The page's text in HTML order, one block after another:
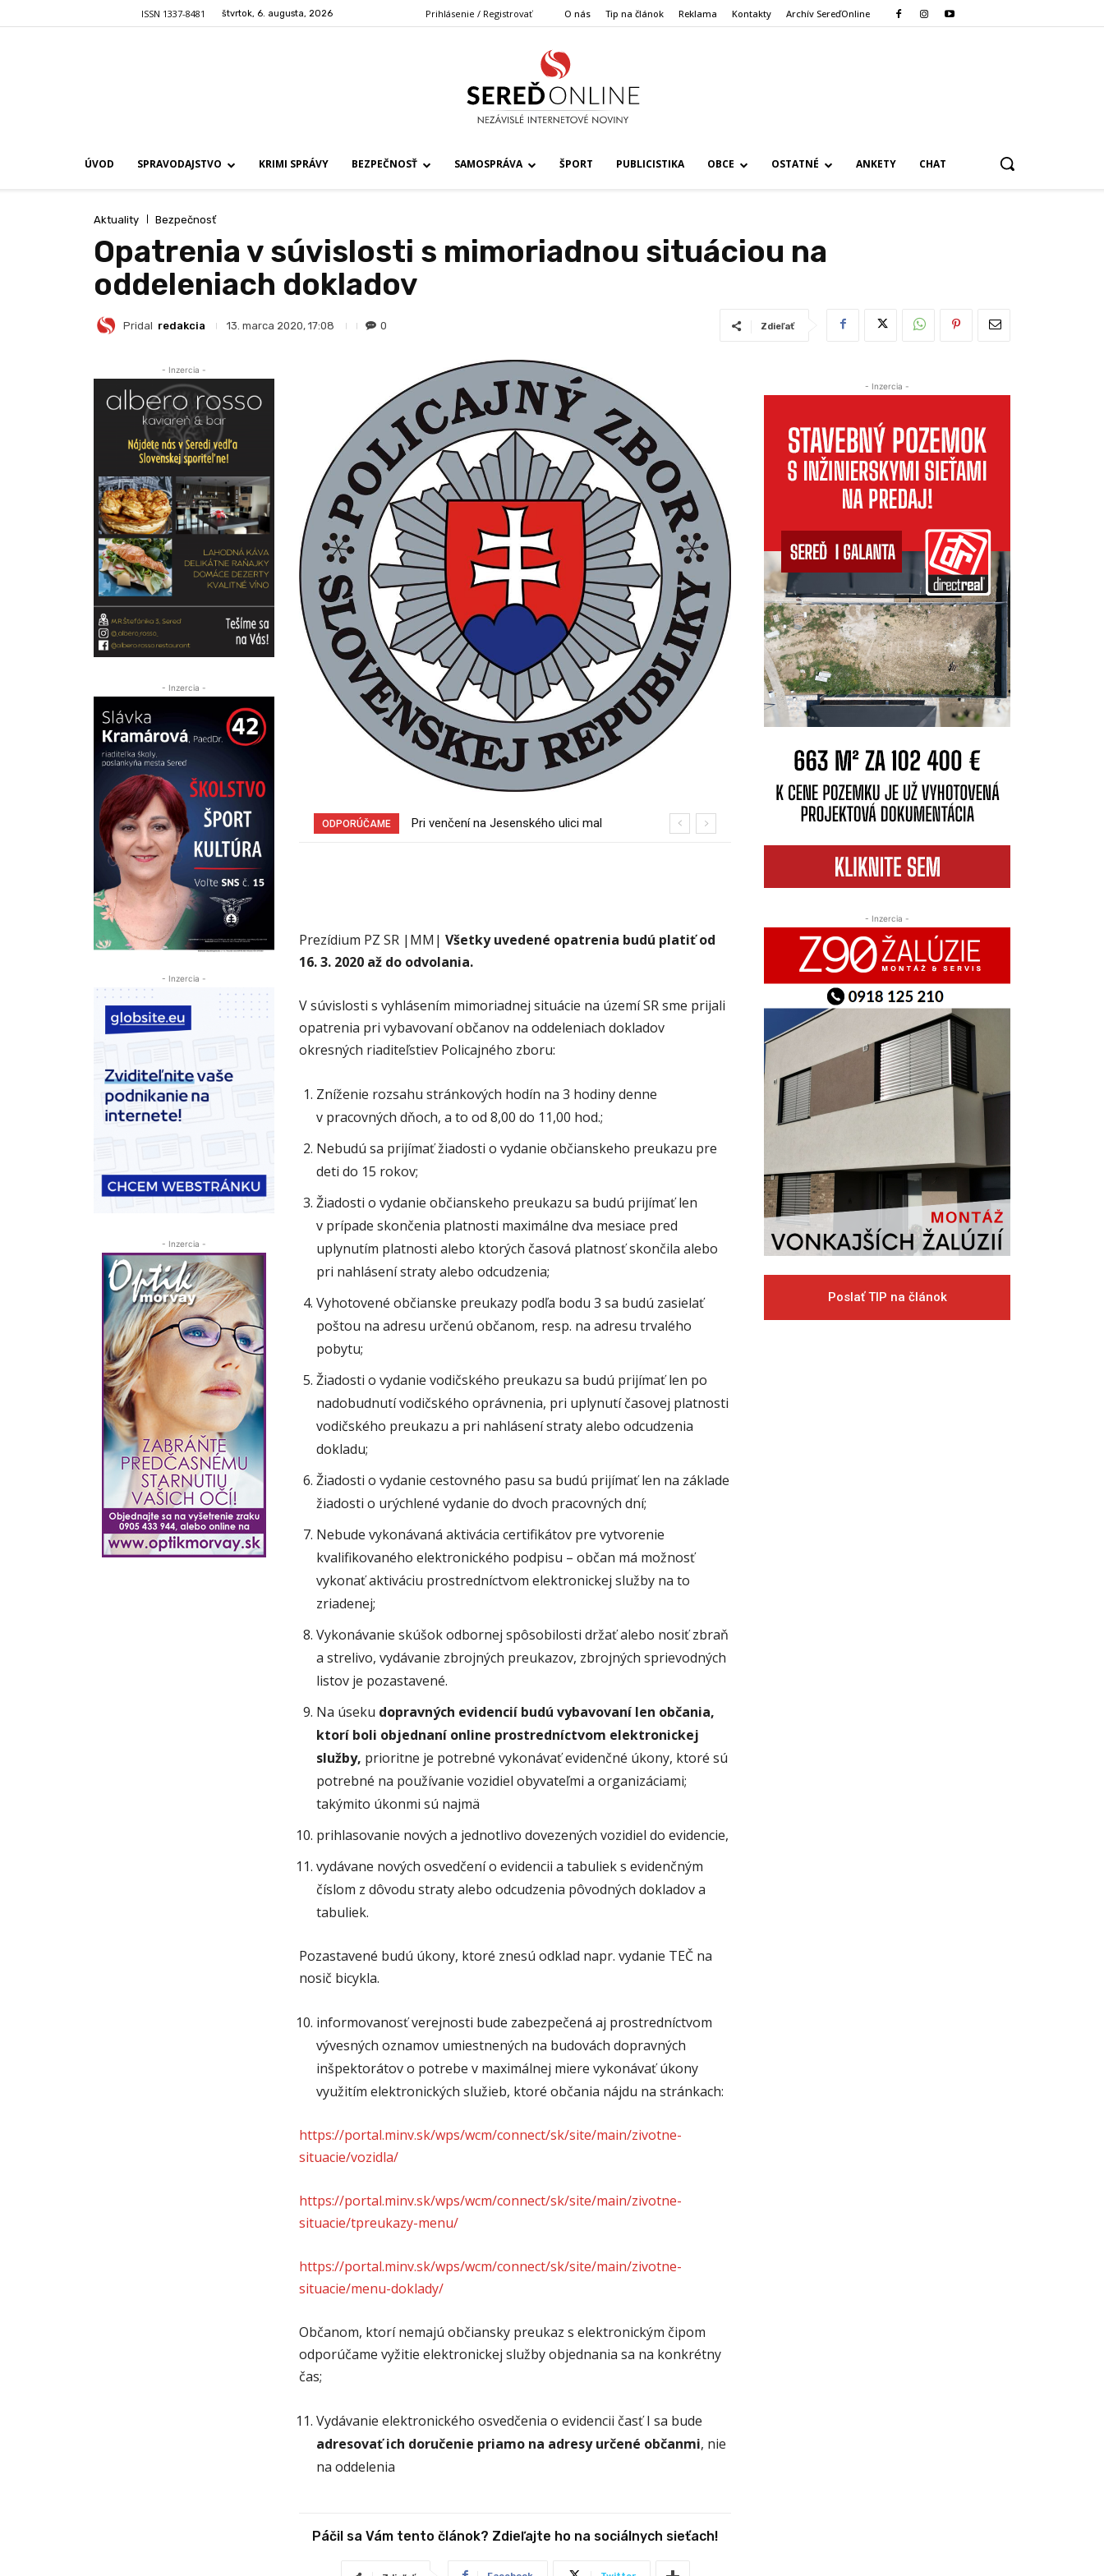
ISSN 1337-8481 štvrtok, 6. augusta, 2026 Prihlásenie / Registrovať O nás Tip na článok Reklama Kontakty Archív SereďOnline
ÚVOD SPRAVODAJSTVO KRIMI SPRÁVY BEZPEČNOSŤ SAMOSPRÁVA ŠPORT PUBLICISTIKA OBCE OSTATNÉ ANKETY CHAT
Aktuality Bezpečnosť
Opatrenia v súvislosti s mimoriadnou situáciou na
oddeleniach dokladov
Pridal redakcia 13. marca 2020, 17:08 0 Zdieľať
- Inzercia -
- Inzercia -
- Inzercia -
- Inzercia -
ODPORÚČAME
Pri venčení na Jesenského ulici mal
Sereď niekedy bola mestom s
Prezídium PZ SR |MM| Všetky uvedené opatrenia budú platiť od
16. 3. 2020 až do odvolania.
V súvislosti s vyhlásením mimoriadnej situácie na území SR sme prijali
opatrenia pri vybavovaní občanov na oddeleniach dokladov
okresných riaditeľstiev Policajného zboru:
Zníženie rozsahu stránkových hodín na 3 hodiny denne
v pracovných dňoch, a to od 8,00 do 11,00 hod.;
Nebudú sa prijímať žiadosti o vydanie občianskeho preukazu pre
deti do 15 rokov;
Žiadosti o vydanie občianskeho preukazu sa budú prijímať len
v prípade skončenia platnosti maximálne dva mesiace pred
uplynutím platnosti alebo ktorých časová platnosť skončila alebo
pri nahlásení straty alebo odcudzenia;
Vyhotovené občianske preukazy podľa bodu 3 sa budú zasielať
poštou na adresu určenú občanom, resp. na adresu trvalého
pobytu;
Žiadosti o vydanie vodičského preukazu sa budú prijímať len po
nadobudnutí vodičského oprávnenia, pri uplynutí časovej platnosti
vodičského preukazu a pri nahlásení straty alebo odcudzenia
dokladu;
Žiadosti o vydanie cestovného pasu sa budú prijímať len na základe
žiadosti o urýchlené vydanie do dvoch pracovných dní;
Nebude vykonávaná aktivácia certifikátov pre vytvorenie
kvalifikovaného elektronického podpisu – občan má možnosť
vykonať aktiváciu prostredníctvom elektronickej služby na to
zriadenej;
Vykonávanie skúšok odbornej spôsobilosti držať alebo nosiť zbraň
a strelivo, vydávanie zbrojných preukazov, zbrojných sprievodných
listov je pozastavené.
Na úseku dopravných evidencií budú vybavovaní len občania,
ktorí boli objednaní online prostredníctvom elektronickej
služby, prioritne je potrebné vykonávať evidenčné úkony, ktoré sú
potrebné na používanie vozidiel obyvateľmi a organizáciami;
takýmito úkonmi sú najmä
prihlasovanie nových a jednotlivo dovezených vozidiel do evidencie,
vydávane nových osvedčení o evidencii a tabuliek s evidenčným
číslom z dôvodu straty alebo odcudzenia pôvodných dokladov a
tabuliek.
Pozastavené budú úkony, ktoré znesú odklad napr. vydanie TEČ na
nosič bicykla.
informovanosť verejnosti bude zabezpečená aj prostredníctvom
vývesných oznamov umiestnených na budovách dopravných
inšpektorátov o potrebe v maximálnej miere vykonávať úkony
využitím elektronických služieb, ktoré občania nájdu na stránkach:
https://portal.minv.sk/wps/wcm/connect/sk/site/main/zivotne-
situacie/vozidla/
https://portal.minv.sk/wps/wcm/connect/sk/site/main/zivotne-
situacie/tpreukazy-menu/
https://portal.minv.sk/wps/wcm/connect/sk/site/main/zivotne-
situacie/menu-doklady/
Občanom, ktorí nemajú občiansky preukaz s elektronickým čipom
odporúčame vyžitie elektronickej služby objednania sa na konkrétny
čas;
Vydávanie elektronického osvedčenia o evidencii časť I sa bude
adresovať ich doručenie priamo na adresy určené občanmi, nie
na oddelenia
Páčil sa Vám tento článok? Zdieľajte ho na sociálnych sieťach!
- Inzercia -
- Inzercia -
Poslať TIP na článok